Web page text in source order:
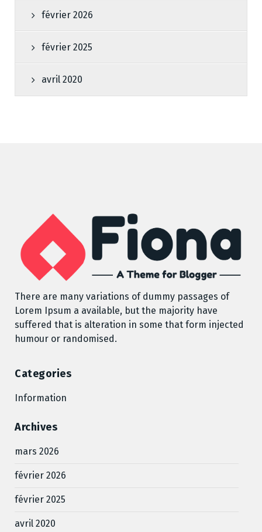
février 2026
février 2025
avril 2020
There are many variations of dummy passages of
Lorem Ipsum a available, but the majority have
suffered that is alteration in some that form injected
humour or randomised.
Categories
Information
Archives
mars 2026
février 2026
février 2025
avril 2020